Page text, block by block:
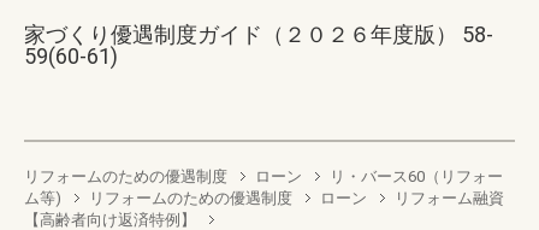
家づくり優遇制度ガイド（２０２６年度版） 58-
59(60-61)
リフォームのための優遇制度 ローン
リ・バース60（リフォー
ム等)
リフォームのための優遇制度 ローン
リフォーム融資
【高齢者向け返済特例】